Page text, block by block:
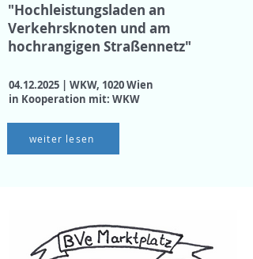
"Hochleistungsladen an
Verkehrsknoten und am
hochrangigen Straßennetz"
04.12.2025 | WKW, 1020 Wien
in Kooperation mit: WKW
weiter lesen